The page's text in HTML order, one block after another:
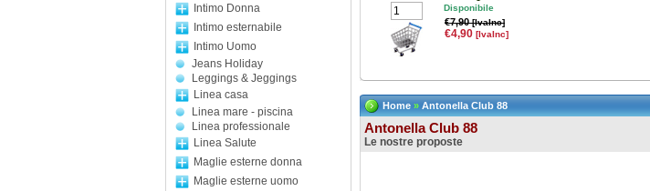
Intimo Donna
Intimo esternabile
Intimo Uomo
Jeans Holiday
Leggings & Jeggings
Linea casa
Linea mare - piscina
Linea professionale
Linea Salute
Maglie esterne donna
Maglie esterne uomo
Disponibile
€7,90[IvaInc]
€4,90 [IvaInc]
Home » Antonella Club 88
Antonella Club 88
Le nostre proposte